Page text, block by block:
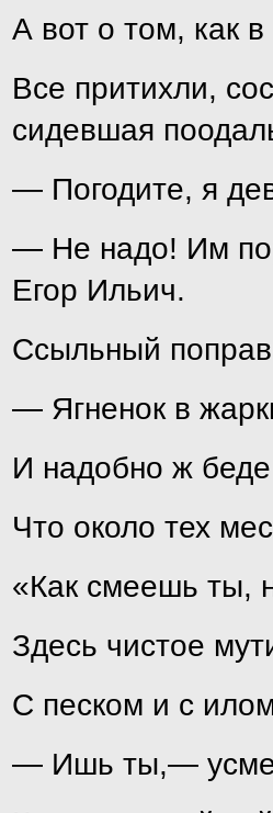
А вот о том, как в
Все притихли,
сидевшая
— Погодите, я
— Не надо! Им
Егор Ильич.
Ссыльный
— Ягненок в
И надобно ж беде
Что около тех
«Как смеешь ты,
Здесь чистое
С песком и с
— Ишь ты,—